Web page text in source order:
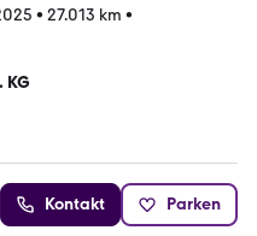
• 27.013 km •
KG
Kontakt Parken